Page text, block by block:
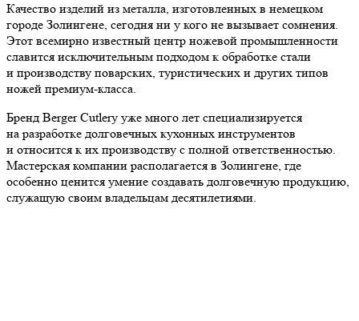
Качество изделий из металла, изготовленных в немецком
городе Золингене, сегодня ни у кого не вызывает сомнения.
Этот всемирно известный центр ножевой промышленности
славится исключительным подходом к обработке стали
и производству поварских, туристических и других типов
ножей премиум-класса.
Бренд Berger Cutlery уже много лет специализируется
на разработке долговечных кухонных инструментов
и относится к их производству с полной ответственностью.
Мастерская компании располагается в Золингене, где
особенно ценится умение создавать долговечную продукцию,
служащую своим владельцам десятилетиями.